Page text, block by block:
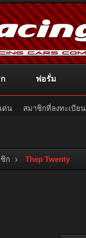
ก Thep Twenty
ฟอรั่ม
ด่น สมาชิกที่ลงทะเบียน